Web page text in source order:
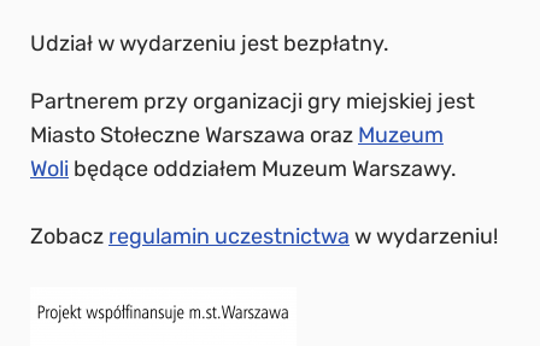
Udział w wydarzeniu jest bezpłatny.
Partnerem przy organizacji gry miejskiej jest
Miasto Stołeczne Warszawa oraz Muzeum
Woli będące oddziałem Muzeum Warszawy.
Zobacz regulamin uczestnictwa w wydarzeniu!